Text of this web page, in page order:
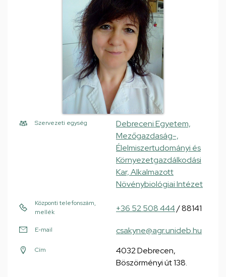
Szervezeti egység
Debreceni Egyetem,
Mezőgazdaság-,
Élelmiszertudományi és
Környezetgazdálkodási
Kar, Alkalmazott
Növénybiológiai Intézet
Központi telefonszám,
mellék
+36 52 508 444/ 88141
E-mail csakyne@agr.unideb.hu
Cím
4032 Debrecen,
Böszörményi út 138.